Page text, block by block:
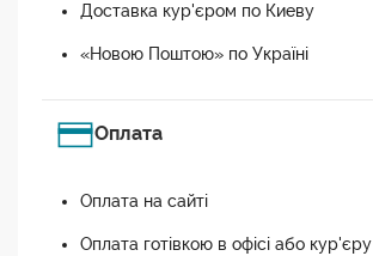
Доставка кур'єром по Киеву
«Новою Поштою» по Україні
Оплата
Оплата на сайті
Оплата готівкою в офісі або кур'єру